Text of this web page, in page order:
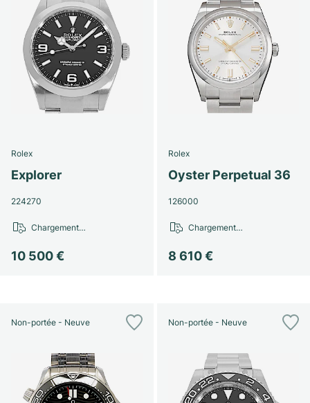
Rolex
Explorer
224270
10 500 €
Chargement…
Rolex
Oyster Perpetual 36
126000
8 610 €
Chargement…
Non-portée - Neuve Non-portée - Neuve